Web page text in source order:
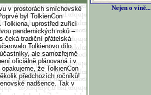
v prostorách smíchovské
byl TolkienCon
Tolkiena, uprostřed zuřící
pandemických roků –
čeká tradiční přátelská
Tolkienovo dílo.
ale samozřejmě
oficiálně plánovaná i v
že TolkienCon
předchozích ročníků!
nadšence. Tak v
Nejen o víně...